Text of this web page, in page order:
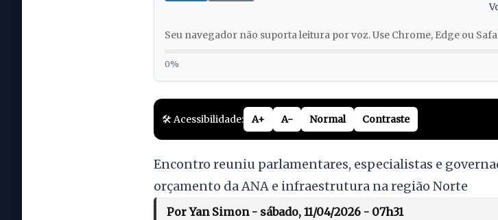
Seu navegador não suporta leitura por voz. Use Chrome, Edge ou
0%
🛠️ Acessibilidade: A+ A- Normal Contraste
Encontro reuniu parlamentares, especialistas e
orçamento da ANA e infraestrutura na região Norte
Por Yan Simon - sábado, 11/04/2026 - 07h31